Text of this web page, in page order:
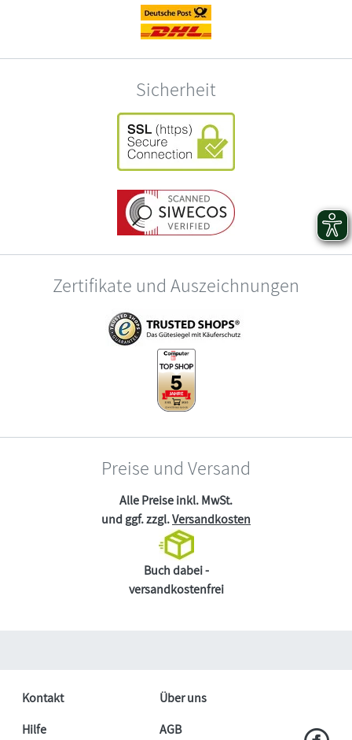
Sicherheit
Zertifikate und Auszeichnungen
Preise und Versand
Alle Preise inkl. MwSt.
und ggf. zzgl.Versandkosten
Buch dabei -
versandkostenfrei
Kontakt
Über uns
Hilfe
AGB